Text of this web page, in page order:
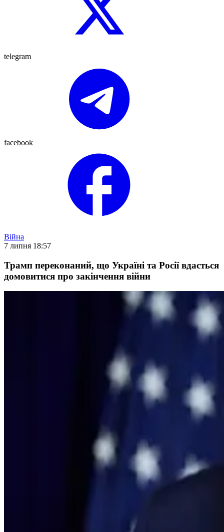
telegram
facebook
Війна
7 липня 18:57
Трамп переконаний, що Україні та Росії вдасться
домовитися про закінчення війни